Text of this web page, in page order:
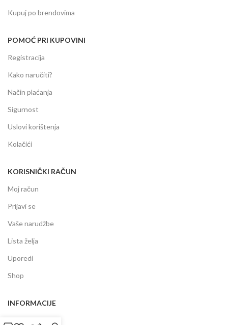
Kupuj po brendovima
POMOĆ PRI KUPOVINI
Registracija
Kako naručiti?
Način plaćanja
Sigurnost
Uslovi korištenja
Kolačići
KORISNIČKI RAČUN
Moj račun
Prijavi se
Vaše narudžbe
Lista želja
Uporedi
Shop
INFORMACIJE